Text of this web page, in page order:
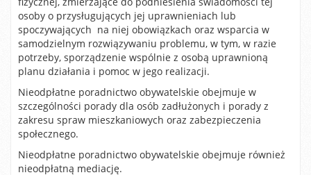
osoby o przysługujących jej uprawnieniach lub
spoczywających na niej obowiązkach oraz wsparcia w
samodzielnym rozwiązywaniu problemu, w tym, w razie
potrzeby, sporządzenie wspólnie z osobą uprawnioną
planu działania i pomoc w jego realizacji.
Nieodpłatne poradnictwo obywatelskie obejmuje w
szczególności porady dla osób zadłużonych i porady z
zakresu spraw mieszkaniowych oraz zabezpieczenia
społecznego.
Nieodpłatne poradnictwo obywatelskie obejmuje również
nieodpłatną mediację.